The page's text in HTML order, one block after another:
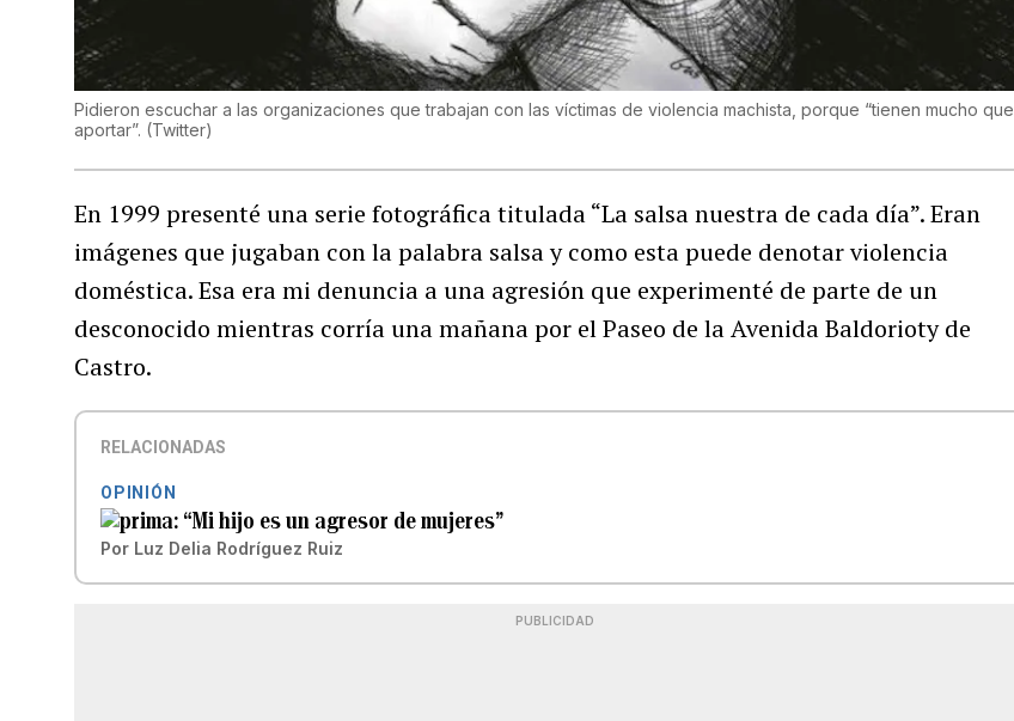
Pidieron escuchar a las organizaciones que trabajan con las víctimas de violencia machista, porque “tienen mucho que
aportar”. (Twitter)
En 1999 presenté una serie fotográfica titulada “La salsa nuestra de cada día”. Eran
imágenes que jugaban con la palabra salsa y como esta puede denotar violencia
doméstica. Esa era mi denuncia a una agresión que experimenté de parte de un
desconocido mientras corría una mañana por el Paseo de la Avenida Baldorioty de
Castro.
RELACIONADAS
OPINIÓN
“Mi hijo es un agresor de mujeres”
Por Luz Delia Rodríguez Ruiz
PUBLICIDAD